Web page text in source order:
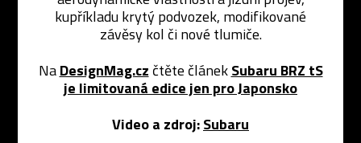
kupříkladu krytý podvozek, modifikované
závěsy kol či nové tlumiče.
NaDesignMag.cz čtěte článekSubaru BRZ tS
je limitovaná edice jen pro Japonsko
Video a zdroj:Subaru